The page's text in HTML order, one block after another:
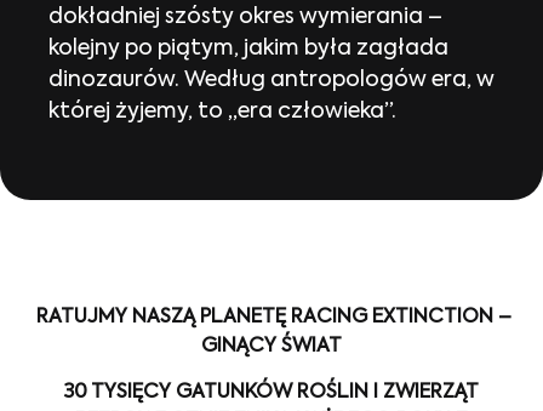
dokładniej szósty okres wymierania –
kolejny po piątym, jakim była zagłada
dinozaurów. Według antropologów era, w
której żyjemy, to „era człowieka”.
RATUJMY NASZĄ PLANETĘ RACING EXTINCTION –
GINĄCY ŚWIAT
30 TYSIĘCY GATUNKÓW ROŚLIN I ZWIERZĄT